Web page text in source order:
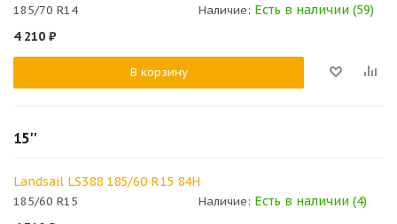
185/70 R14 Наличие: Есть в наличии (59)
4 210 ₽
В корзину
15''
Landsail LS388 185/60 R15 84H
185/60 R15 Наличие: Есть в наличии (4)